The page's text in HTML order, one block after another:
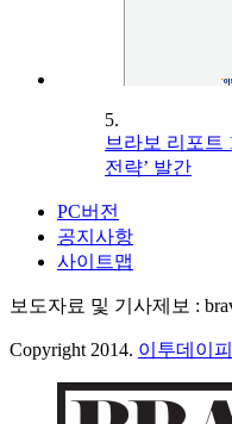
5.
브라보 리포트
전략’ 발간
PC버전
공지사항
사이트맵
보도자료 및 기사제보 :
Copyright 2014. 이투데이